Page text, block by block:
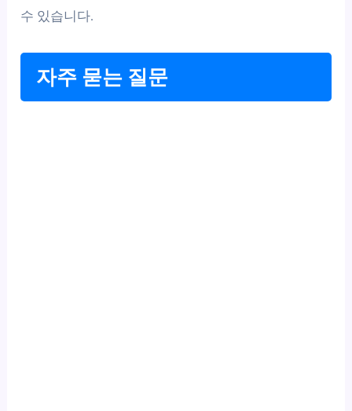
수 있습니다.
자주 묻는 질문